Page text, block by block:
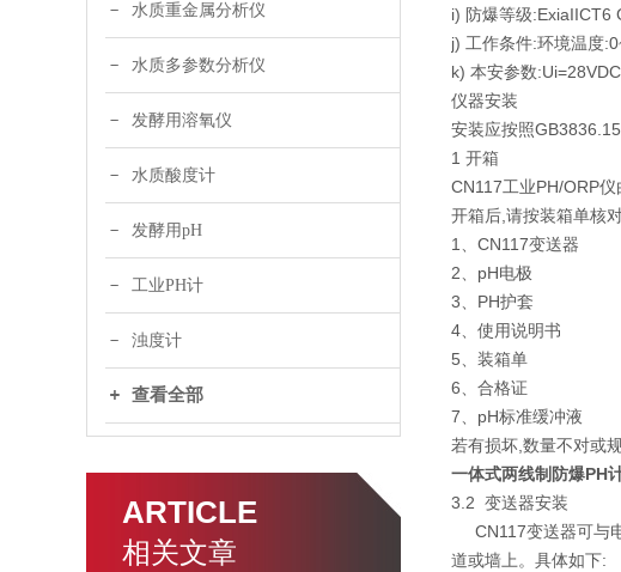
水质重金属分析仪
水质多参数分析仪
发酵用溶氧仪
水质酸度计
发酵用pH
工业PH计
浊度计
查看全部
ARTICLE
相关文章
i) 防爆等级:ExiaIICT6
j) 工作条件:环境温度
k) 本安参数
仪器安装
安装应按照
1 开箱
CN117工业PH/ORP
开箱后,请按装箱单核
1、CN117变
2、pH电极
3、PH护套
4、使用说明
5、装箱单
6、合格证
7、pH标准缓
若有损坏,数量不对或
一体式两线制防爆PH
3.2 变送器安装
CN117变送器可与
道或墙上。具体如下: